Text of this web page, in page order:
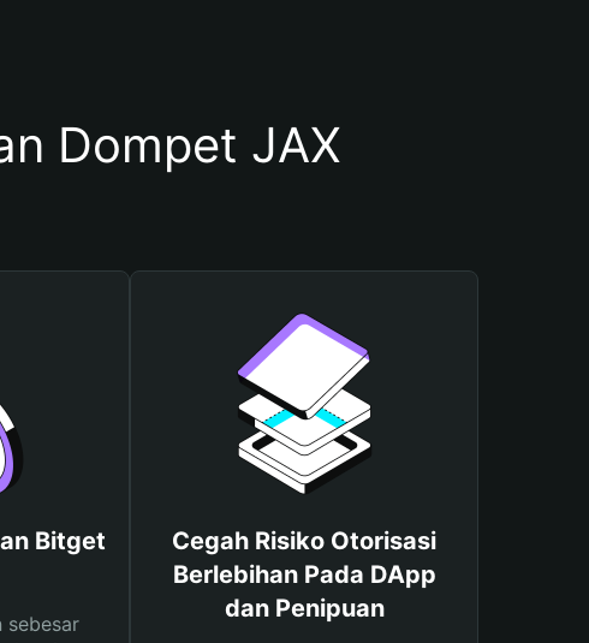
Dompet JAX
Bitget
sebesar
Cegah Risiko Otorisasi
Berlebihan Pada DApp
dan Penipuan